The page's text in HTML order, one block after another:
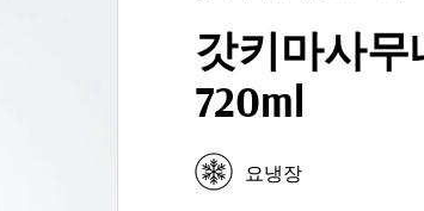
갓키마사무
720ml
요냉장